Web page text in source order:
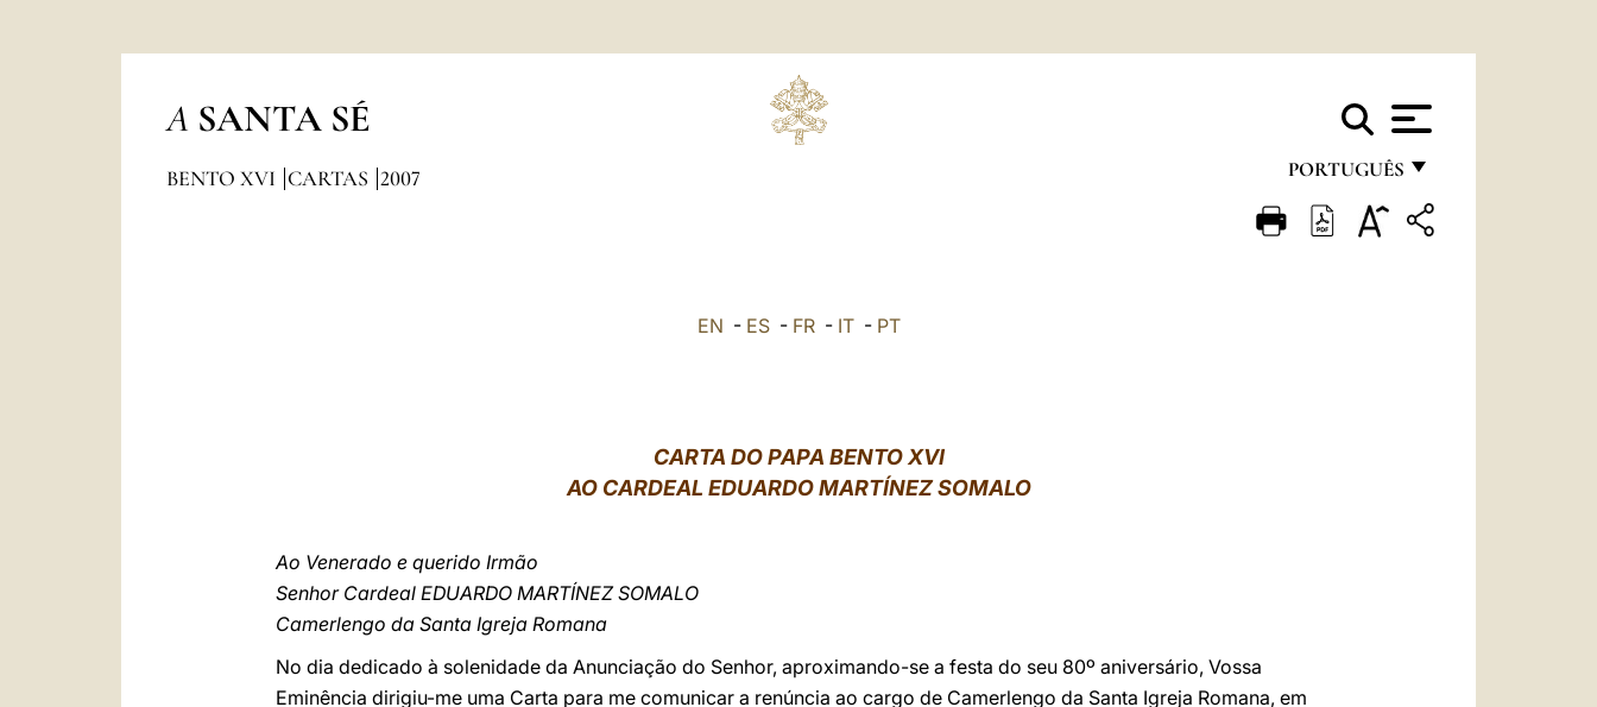
A SANTA SÉ
PORTUGUÊS
FRANÇAIS
BENTO XVI CARTAS 2007
EN - ES- FR- IT- PT
CARTA DO PAPA BENTO XVI
AO CARDEAL EDUARDO MARTÍNEZ SOMALO
Ao Venerado e querido Irmão
Senhor Cardeal EDUARDO MARTÍNEZ SOMALO
Camerlengo da Santa Igreja Romana
No dia dedicado à solenidade da Anunciação do Senhor, aproximando-se a festa do seu 80º aniversário, Vossa
Eminência dirigiu-me uma Carta para me comunicar a renúncia ao cargo de Camerlengo da Santa Igreja Romana, em